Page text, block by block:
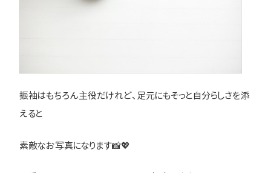
振袖はもちろん主役だけれど、足元にもそっと自分らしさを添
えると
素敵なお写真になります📸💖